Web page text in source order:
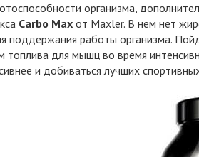
организма,
Carbo Maxот Maxler. В нем нет
поддержания работы организма.
для мышц во время
и добиваться лучших